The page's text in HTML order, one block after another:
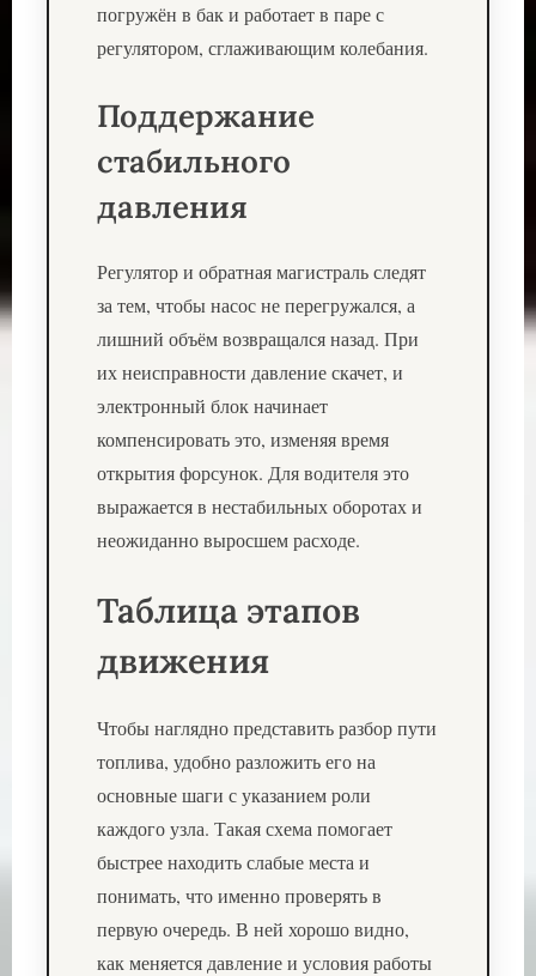
погружён в бак и работает в паре с
регулятором, сглаживающим колебания.
Поддержание
стабильного
давления
Регулятор и обратная магистраль следят
за тем, чтобы насос не перегружался, а
лишний объём возвращался назад. При
их неисправности давление скачет, и
электронный блок начинает
компенсировать это, изменяя время
открытия форсунок. Для водителя это
выражается в нестабильных оборотах и
неожиданно выросшем расходе.
Таблица этапов
движения
Чтобы наглядно представить разбор пути
топлива, удобно разложить его на
основные шаги с указанием роли
каждого узла. Такая схема помогает
быстрее находить слабые места и
понимать, что именно проверять в
первую очередь. В ней хорошо видно,
как меняется давление и условия работы